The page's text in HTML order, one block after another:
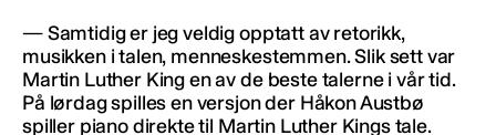
— Samtidig er jeg veldig opptatt av retorikk,
musikken i talen, menneskestemmen. Slik sett var
Martin Luther King en av de beste talerne i vår tid.
På lørdag spilles en versjon der Håkon Austbø
spiller piano direkte til Martin Luther Kings tale.